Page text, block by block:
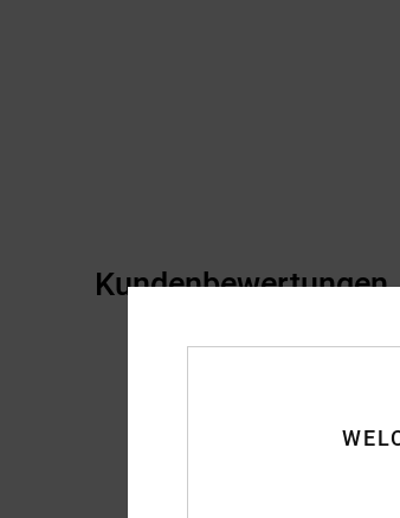
Kundenbewertungen